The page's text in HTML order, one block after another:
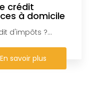
crédit
à domicile
d'impôts ?...
En savoir plus